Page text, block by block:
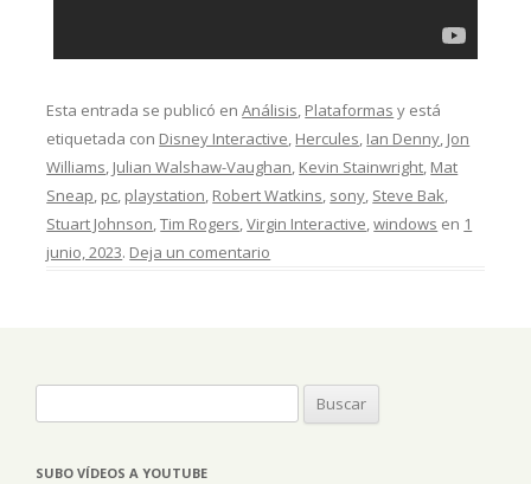
Esta entrada se publicó enAnálisis, Plataformas y está
etiquetada con Disney Interactive, Hercules, Ian Denny, Jon
Williams, Julian Walshaw-Vaughan, Kevin Stainwright, Mat
Sneap, pc, playstation, Robert Watkins, sony, Steve Bak,
Stuart Johnson,Tim Rogers,Virgin Interactive,windows en 1
junio, 2023. Deja un comentario
SUBO VÍDEOS A YOUTUBE